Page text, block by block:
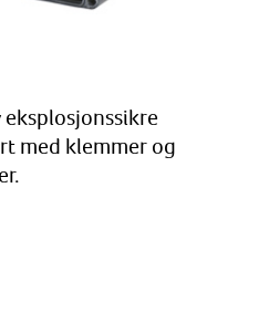
med klemmer og